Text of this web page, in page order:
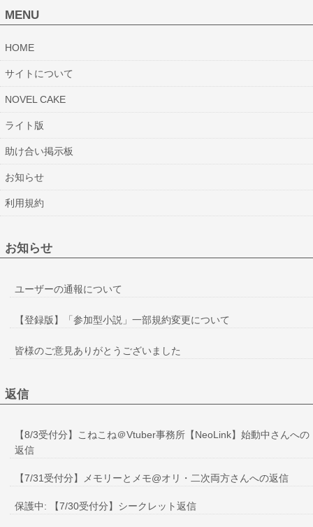
MENU
HOME
サイトについて
NOVEL CAKE
ライト版
助け合い掲示板
お知らせ
利用規約
お知らせ
ユーザーの通報について
【登録版】「参加型小説」一部規約変更について
皆様のご意見ありがとうございました
返信
【8/3受付分】こねこね＠Vtuber事務所【NeoLink】始動中さんへの
返信
【7/31受付分】メモリーとメモ@オリ・二次両方さんへの返信
保護中: 【7/30受付分】シークレット返信